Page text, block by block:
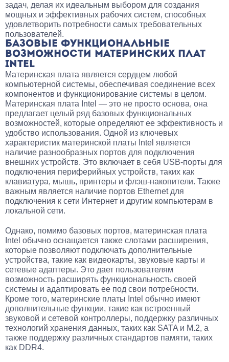
задач, делая их идеальным выбором для создания
мощных и эффективных рабочих систем, способных
удовлетворить потребности самых требовательных
пользователей.
БАЗОВЫЕ ФУНКЦИОНАЛЬНЫЕ
ВОЗМОЖНОСТИ МАТЕРИНСКИХ ПЛАТ
INTEL
Материнская плата является сердцем любой
компьютерной системы, обеспечивая соединение всех
компонентов и функционирование системы в целом.
Материнская плата Intel — это не просто основа, она
предлагает целый ряд базовых функциональных
возможностей, которые определяют ее эффективность и
удобство использования. Одной из ключевых
характеристик материнской платы Intel является
наличие разнообразных портов для подключения
внешних устройств. Это включает в себя USB-порты для
подключения периферийных устройств, таких как
клавиатура, мышь, принтеры и флэш-накопители. Также
важным является наличие портов Ethernet для
подключения к сети Интернет и другим компьютерам в
локальной сети.
Однако, помимо базовых портов, материнская плата
Intel обычно оснащается также слотами расширения,
которые позволяют подключать дополнительные
устройства, такие как видеокарты, звуковые карты и
сетевые адаптеры. Это дает пользователям
возможность расширять функциональность своей
системы и адаптировать ее под свои потребности.
Кроме того, материнские платы Intel обычно имеют
дополнительные функции, такие как встроенный
звуковой и сетевой контроллеры, поддержку различных
технологий хранения данных, таких как SATA и M.2, а
также поддержку различных стандартов памяти, таких
как DDR4.